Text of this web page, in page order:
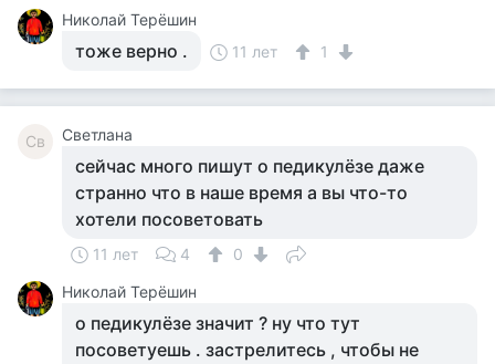
Николай Терёшин
тоже верно . 11 лет 1
Св Светлана
сейчас много пишут о педикулёзе даже
странно что в наше время а вы что-то
хотели посоветовать
11 лет 4
0
Николай Терёшин
о педикулёзе значит ? ну что тут
посоветуешь . застрелитесь , чтобы не